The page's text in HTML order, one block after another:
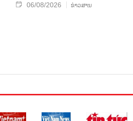
06/08/2026 ຂ່າວສານ